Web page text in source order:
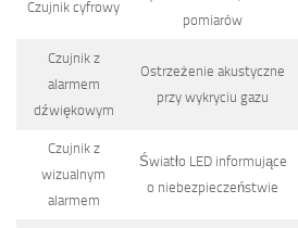
Czujnik cyfrowy
pomiarów
Czujnik z
alarmem
dźwiękowym
Ostrzeżenie akustyczne
przy wykryciu gazu
Czujnik z
wizualnym
alarmem
Światło LED informujące
o niebezpieczeństwie